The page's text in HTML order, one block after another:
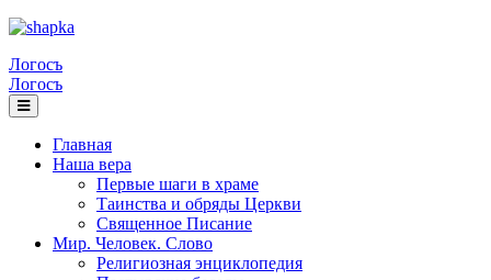
Логосъ
Логосъ
Главная
Наша вера
Первые шаги в храме
Таинства и обряды Церкви
Священное Писание
Мир. Человек. Слово
Религиозная энциклопедия